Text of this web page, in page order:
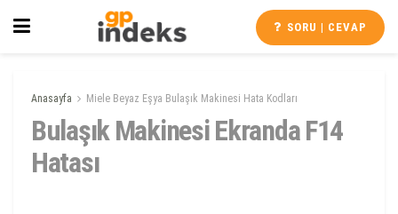
SORU | CEVAP
Anasayfa Miele Beyaz Eşya Bulaşık Makinesi Hata Kodları
Bulaşık Makinesi Ekranda F14
Hatası